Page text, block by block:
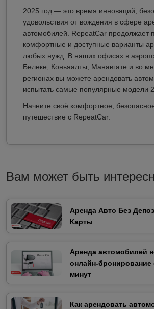
2025 год — это время инноваций,
удовольствия от вождения в сфере
автомобилей. RepeatCar продолжает
комфортные и доступные варианты
любых нужд. В наших офисах в
Белеке, Коньяалты, Манавгате и во
регионах вы можете арендовать
испытать самые популярные модели
Начните своё комфортное,
путешествие с RepeatCar.
Вам может быть
Аренда Авто Без
Карты
Аренда автомобилей
онлайн-бронирование
минут
Как арендовать